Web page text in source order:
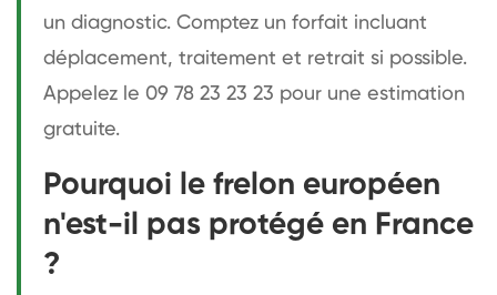
un diagnostic. Comptez un forfait incluant
déplacement, traitement et retrait si possible.
Appelez le 09 78 23 23 23 pour une estimation
gratuite.
Pourquoi le frelon européen
n'est-il pas protégé en France
?